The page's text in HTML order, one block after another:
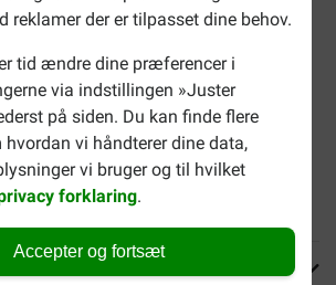
reklamer der er tilpasset dine behov.
tid ændre dine præferencer i
via indstillingen »Juster
på siden. Du kan finde flere
vi håndterer dine data,
vi bruger og til hvilket
forklaring.
Accepter og fortsæt
kattegruser et klassisk kattegrus
bliver i kattebakken.